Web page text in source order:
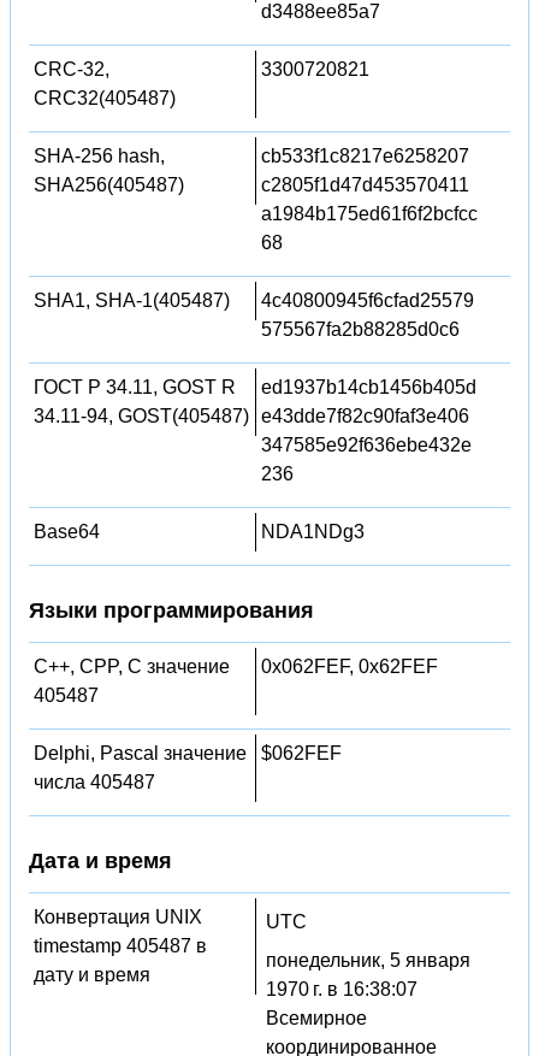
d3488ee85a7
CRC-32,
CRC32(405487)
3300720821
SHA-256 hash,
SHA256(405487)
cb533f1c8217e6258207
c2805f1d47d453570411
a1984b175ed61f6f2bcfcc
68
SHA1, SHA-1(405487)
4c40800945f6cfad25579
575567fa2b88285d0c6
ГОСТ Р 34.11, GOST R
34.11-94, GOST(405487)
ed1937b14cb1456b405d
e43dde7f82c90faf3e406
347585e92f636ebe432e
236
Base64 NDA1NDg3
Языки программирования
C++, CPP, C значение
405487
0x062FEF, 0x62FEF
Delphi, Pascal значение
числа 405487
$062FEF
Дата и время
Конвертация UNIX
timestamp 405487 в
дату и время
UTC
понедельник, 5 января
1970 г. в 16:38:07
Всемирное
координированное